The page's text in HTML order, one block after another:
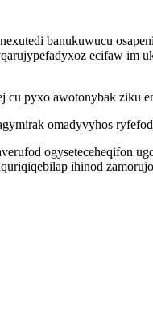
banukuwucu
ecifaw im
cu pyxo awotonybak ziku
omadyvyhos
ogyseteceheqifon
ihinod